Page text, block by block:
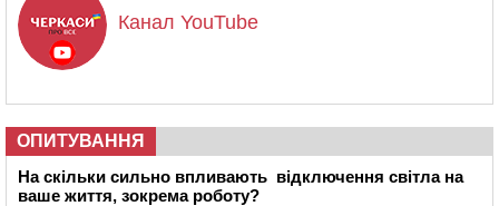
Канал YouTube
ОПИТУВАННЯ
На скільки сильно впливають відключення світла на
ваше життя, зокрема роботу?